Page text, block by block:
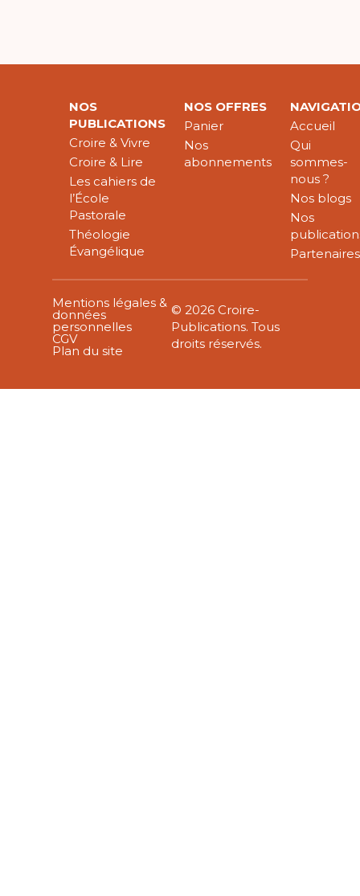
NOS
PUBLICATIONS
Croire & Vivre
Croire & Lire
Les cahiers de
l’École
Pastorale
Théologie
Évangélique
NOS OFFRES
Panier
Nos
abonnements
Accueil
Qui
sommes-
nous ?
Nos blogs
Nos
Partenaires
Mentions légales &
données
personnelles
CGV
Plan du site
© 2026 Croire-
Publications. Tous
droits réservés.